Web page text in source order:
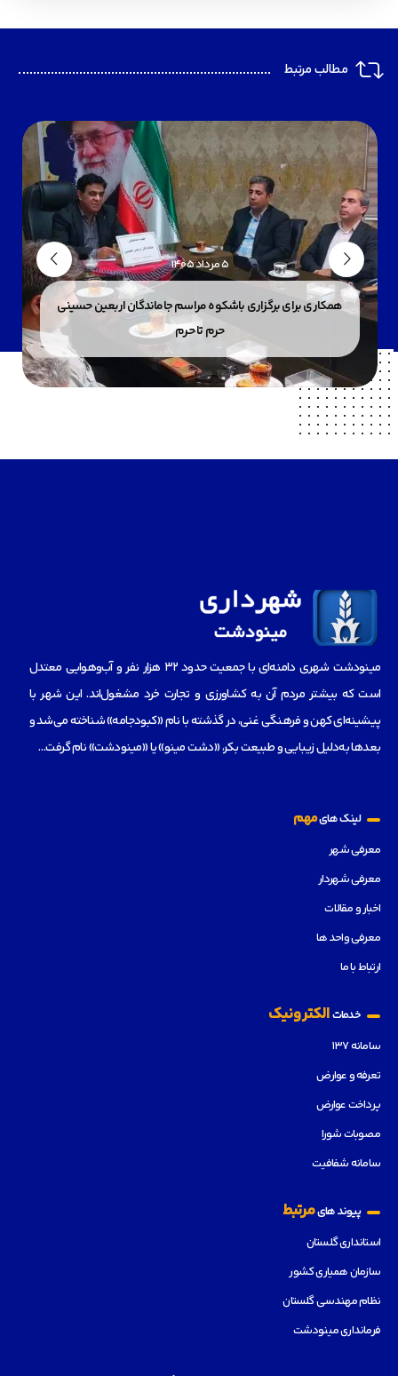
مطالب مرتبط
۵ مرداد ۱۴۰۵
همکاری برای برگزاری باشکوه مراسم جاماندگان اربعین حسینی
حرم تا حرم
مینودشت شهری دامنه‌ای با جمعیت حدود ۳۲ هزار نفر و آب‌و‌هوایی معتدل
است که بیشتر مردم آن به کشاورزی و تجارت خرد مشغول‌اند. این شهر با
پیشینه‌ای کهن و فرهنگی غنی، در گذشته با نام «کبودجامه» شناخته می‌شد و
بعدها به‌دلیل زیبایی و طبیعت بکر، «دشت مینو» یا «مینودشت» نام گرفت…
لینک هایمهم
معرفی شهر
معرفی شهردار
اخبار و مقالات
معرفی واحد ها
ارتباط با ما
خدماتالکترونیک
سامانه ۱۳۷
تعرفه و عوارض
پرداخت عوارض
مصوبات شورا
سامانه شفافیت
پیوند هایمرتبط
استانداری گلستان
سازمان همیاری کشور
نظام مهندسی گلستان
فرمانداری مینودشت